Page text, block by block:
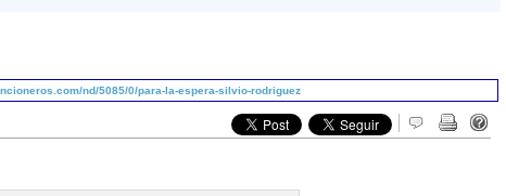
nd/5085/0/para-la-espera-silvio-rodriguez